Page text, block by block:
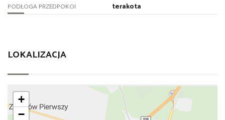
PODŁOGA PRZEDPOKOI terakota
LOKALIZACJA
+
−